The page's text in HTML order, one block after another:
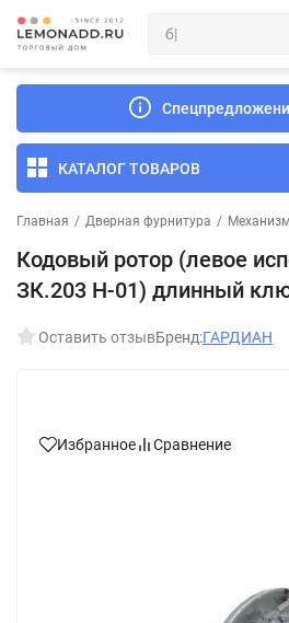
КАТАЛОГ ТОВАРОВ
Главная / Дверная фурнитура /
Кодовый ротор (левое
ЗК.203 Н-01) длинный
Оставить отзывБренд:ГАРДИАН
Избранное Сравнение